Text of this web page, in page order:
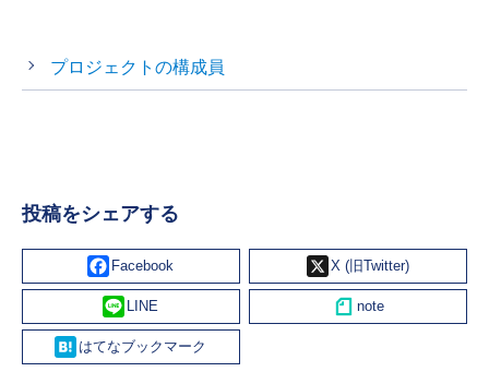
プロジェクトの構成員
投稿をシェアする
Facebook X
Line
Hatena